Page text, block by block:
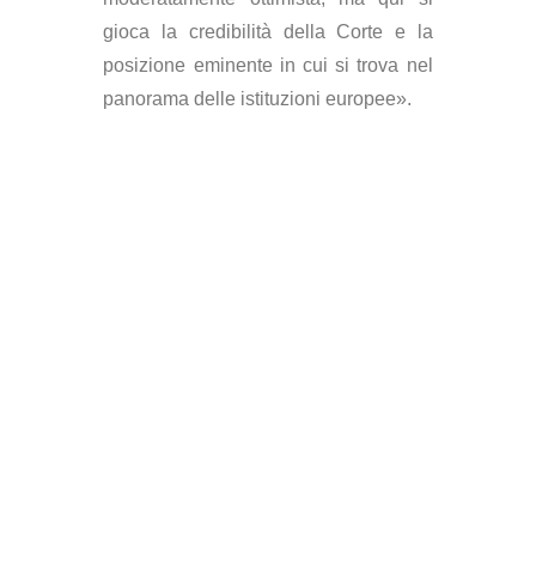
gioca la credibilità della Corte e la
posizione eminente in cui si trova nel
panorama delle istituzioni europee».